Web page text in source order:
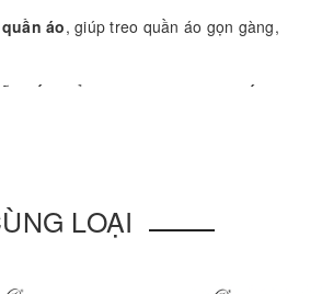
áo, giúp treo quần áo gọn gàng,
xuất khẩu và các dự án nội thất
LOẠI